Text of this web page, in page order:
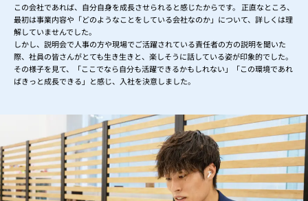
この会社であれば、自分自身を成長させられると感じたからです。 正直なところ、
最初は事業内容や「どのようなことをしている会社なのか」について、詳しくは理
解していませんでした。
しかし、説明会で人事の方や現場でご活躍されている責任者の方の説明を聞いた
際、社員の皆さんがとても生き生きと、楽しそうに話している姿が印象的でした。
その様子を見て、「ここでなら自分も活躍できるかもしれない」「この環境であれ
ばきっと成長できる」と感じ、入社を決意しました。